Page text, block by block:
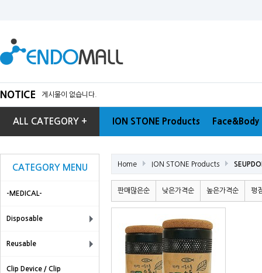
NOTICE 게시물이 없습니다.
ALL CATEGORY + ION STONE Products
CATEGORY MENU
-MEDICAL-
Disposable
Reusable
Clip Device / Clip
Home ION STONE Products
판매많은순 낮은가격순 높은가격순 평